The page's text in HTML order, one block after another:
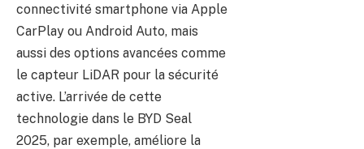
connectivité smartphone via Apple
CarPlay ou Android Auto, mais
aussi des options avancées comme
le capteur LiDAR pour la sécurité
active. L’arrivée de cette
technologie dans le BYD Seal
2025, par exemple, améliore la